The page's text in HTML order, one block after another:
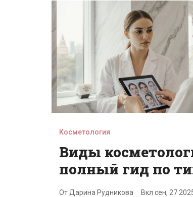
Косметология
Виды
полный гид по
и методам
От Дарина Рудникова Вкл сен, 27